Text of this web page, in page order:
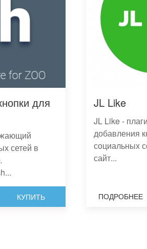
для
сетей в
КУПИТЬ
JL Like
JL Like -
добавления
социальных
сайт...
ПОДРОБНЕЕ